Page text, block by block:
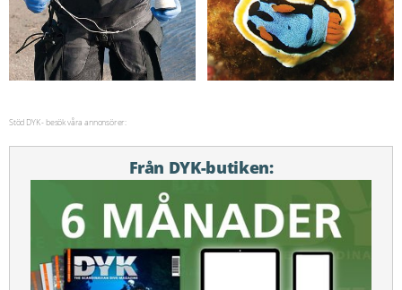
Stöd DYK - besök våra annonsörer:
Från DYK-butiken: